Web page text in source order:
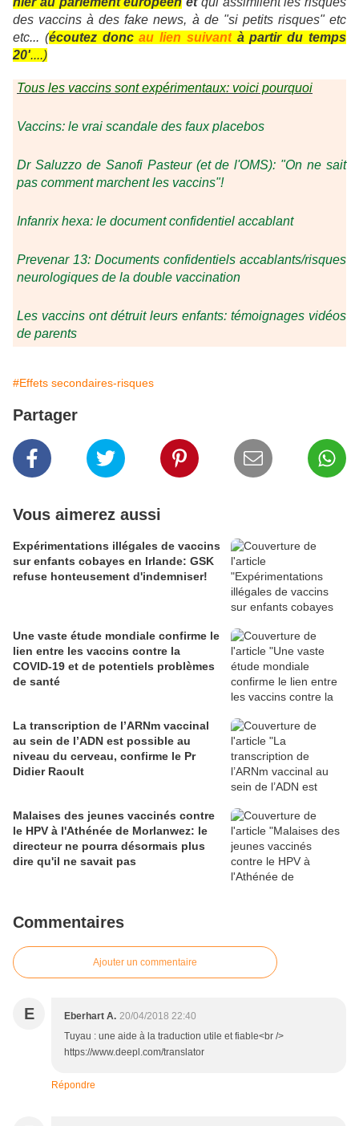
des vaccins à des fake news, à de "si petits risques" etc
etc... (écoutez doncau lien suivantà partir du temps
20'....)
Tous les vaccins sont expérimentaux: voici pourquoi
Vaccins: le vrai scandale des faux placebos
Dr Saluzzo de Sanofi Pasteur (et de l'OMS): "On ne sait
pas comment marchent les vaccins"!
Infanrix hexa: le document confidentiel accablant
Prevenar 13: Documents confidentiels accablants/risques
neurologiques de la double vaccination
Les vaccins ont détruit leurs enfants: témoignages vidéos
de parents
#Effets secondaires-risques
Partager
Vous aimerez aussi
Expérimentations illégales de vaccins
sur enfants cobayes en Irlande: GSK
refuse honteusement d'indemniser!
Une vaste étude mondiale confirme le
lien entre les vaccins contre la
COVID-19 et de potentiels problèmes
de santé
La transcription de l’ARNm vaccinal
au sein de l’ADN est possible au
niveau du cerveau, confirme le Pr
Didier Raoult
Malaises des jeunes vaccinés contre
le HPV à l'Athénée de Morlanwez: le
directeur ne pourra désormais plus
dire qu'il ne savait pas
Commentaires
Ajouter un commentaire
E Eberhart A. 20/04/2018 22:40
Tuyau : une aide à la traduction utile et fiable<br />
https://www.deepl.com/translator
Répondre